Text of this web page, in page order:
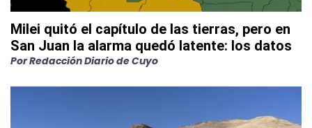
Milei quitó el capítulo de las tierras, pero en
San Juan la alarma quedó latente: los datos
PorRedacción Diario de Cuyo